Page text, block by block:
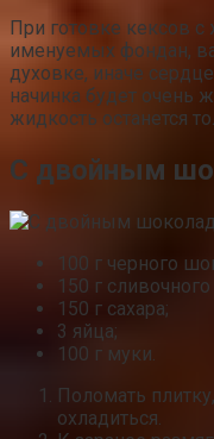
При готовке кексов
именуемых фондан,
духовке, иначе
начинка будет очень
жидкость останется
С двойным
100 г черного
150 г
150 г сахара;
3 яйца;
100 г муки.
Поломать
охладиться.